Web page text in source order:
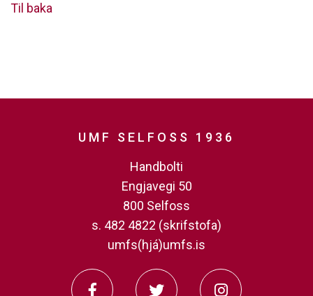
Til baka
UMF SELFOSS 1936
Handbolti
Engjavegi 50
800 Selfoss
s. 482 4822 (skrifstofa)
umfs(hjá)umfs.is